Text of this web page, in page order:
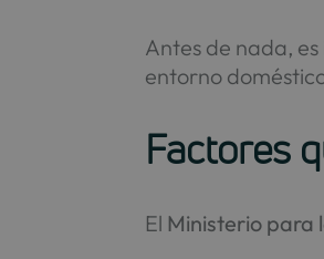
Antes de nada,
entorno
Factores
El Ministerio para